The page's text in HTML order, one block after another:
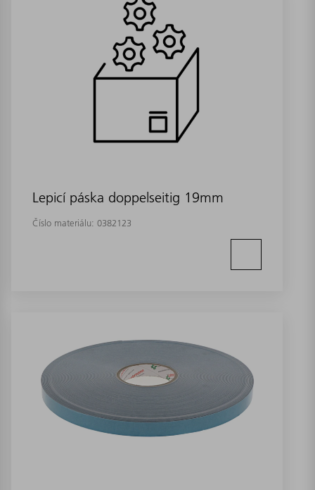
Lepicí páska doppelseitig 19mm
Číslo materiálu: 0382123